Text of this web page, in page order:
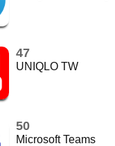
47
UNIQLO TW
50
Microsoft Teams